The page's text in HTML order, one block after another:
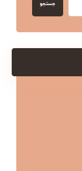
جستجو